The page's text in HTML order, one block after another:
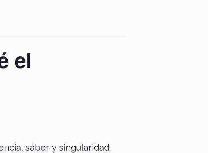
el
saber y singularidad.